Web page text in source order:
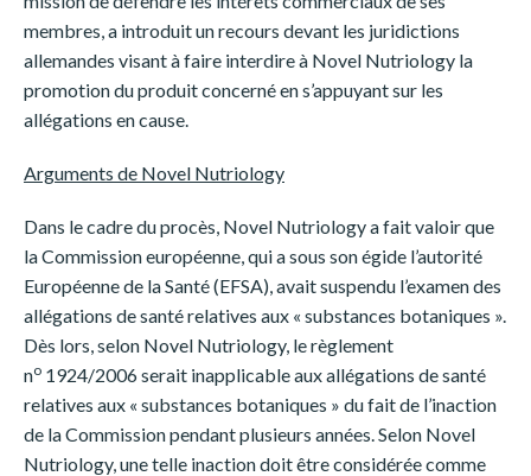
membres, a introduit un recours devant les juridictions
allemandes visant à faire interdire à Novel Nutriology la
promotion du produit concerné en s’appuyant sur les
allégations en cause.
Arguments de Novel Nutriology
Dans le cadre du procès, Novel Nutriology a fait valoir que
la Commission européenne, qui a sous son égide l’autorité
Européenne de la Santé (EFSA), avait suspendu l’examen des
allégations de santé relatives aux « substances botaniques ».
Dès lors, selon Novel Nutriology, le règlement
no 1924/2006 serait inapplicable aux allégations de santé
relatives aux « substances botaniques » du fait de l’inaction
de la Commission pendant plusieurs années. Selon Novel
Nutriology, une telle inaction doit être considérée comme